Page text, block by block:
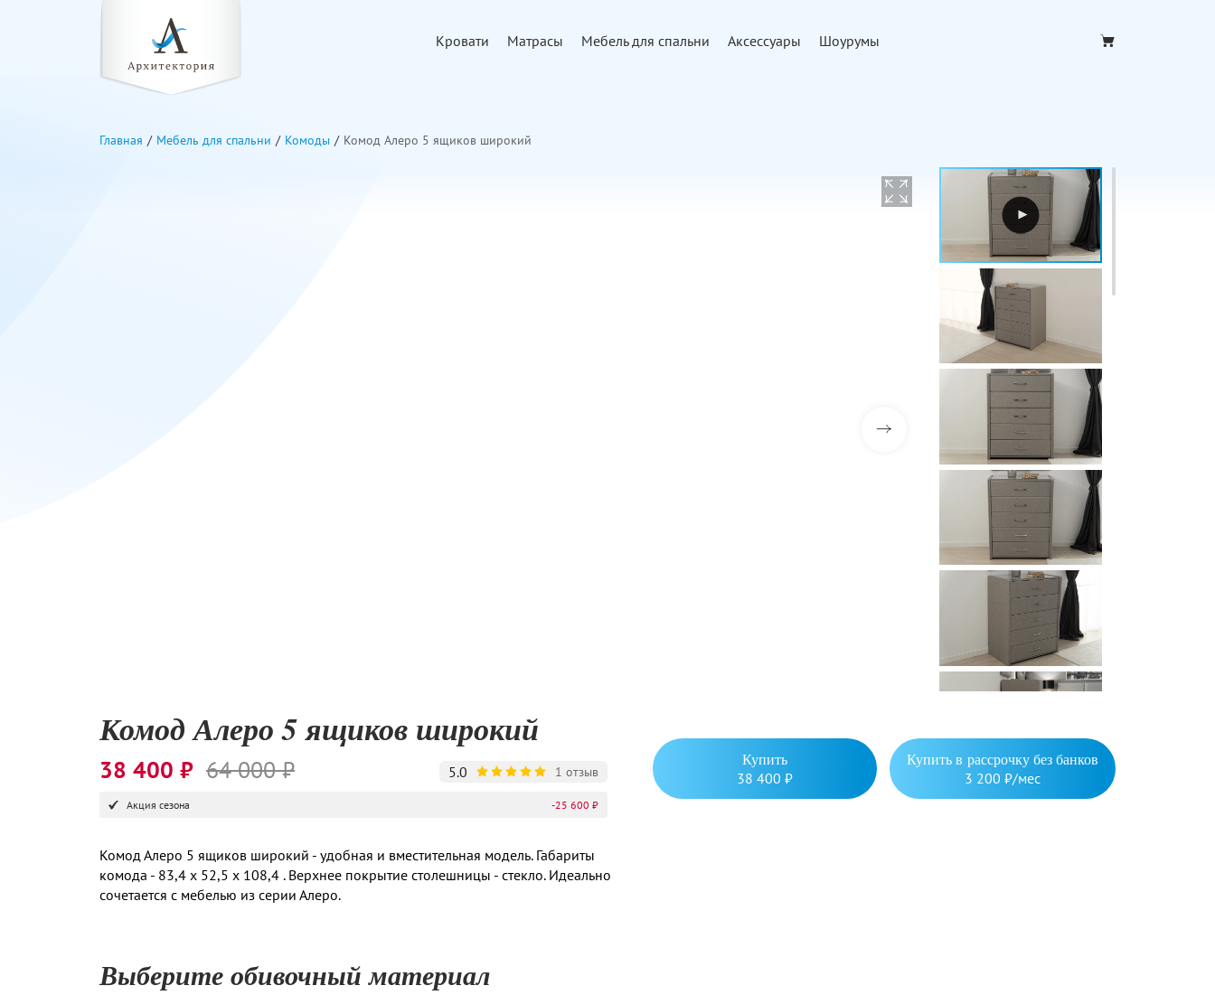
Кровати Матрасы Мебель для спальни Аксессуары Шоурумы
Главная Мебель для спальни Комоды Комод Алеро 5 ящиков широкий
Комод Алеро 5 ящиков широкий
5.0 1 отзыв
38 400 ₽ 64 000 ₽
Акция сезона -25 600 ₽
Купить
38 400 ₽
Купить в рассрочку без банков
3 200 ₽/мес
Комод Алеро 5 ящиков широкий - удобная и вместительная модель. Габариты
комода - 83,4 х 52,5 х 108,4 . Верхнее покрытие столешницы - стекло. Идеально
сочетается с мебелью из серии Алеро.
Выберите обивочный материал